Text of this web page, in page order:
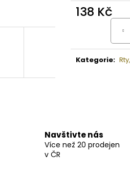
138 Kč
Kategorie:
Navštivte nás
Více než 20 prodejen
v ČR